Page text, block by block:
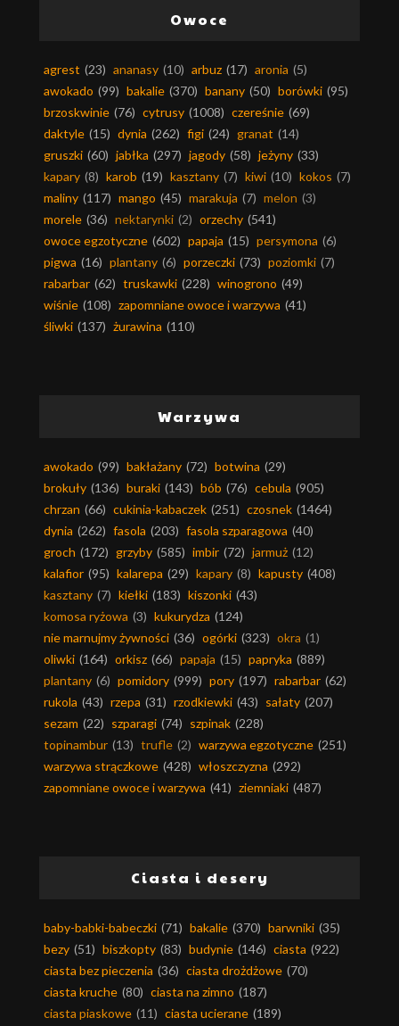
Owoce
agrest (23) ananasy (10) arbuz (17) aronia (5)
awokado (99) bakalie (370) banany (50) borówki (95)
brzoskwinie (76) cytrusy (1008) czereśnie (69)
daktyle (15) dynia (262) figi (24) granat (14)
gruszki (60) jabłka (297) jagody (58) jeżyny (33)
kapary (8) karob (19) kasztany (7) kiwi (10) kokos (7)
maliny (117) mango (45) marakuja (7) melon (3)
morele (36) nektarynki (2) orzechy (541)
owoce egzotyczne (602) papaja (15) persymona (6)
pigwa (16) plantany (6) porzeczki (73) poziomki (7)
rabarbar (62) truskawki (228) winogrono (49)
wiśnie (108) zapomniane owoce i warzywa (41)
śliwki (137) żurawina (110)
Warzywa
awokado (99) bakłażany (72) botwina (29)
brokuły (136) buraki (143) bób (76) cebula (905)
chrzan (66) cukinia-kabaczek (251) czosnek (1464)
dynia (262) fasola (203) fasola szparagowa (40)
groch (172) grzyby (585) imbir (72) jarmuż (12)
kalafior (95) kalarepa (29) kapary (8) kapusty (408)
kasztany (7) kiełki (183) kiszonki (43)
komosa ryżowa (3) kukurydza (124)
nie marnujmy żywności (36) ogórki (323) okra (1)
oliwki (164) orkisz (66) papaja (15) papryka (889)
plantany (6) pomidory (999) pory (197) rabarbar (62)
rukola (43) rzepa (31) rzodkiewki (43) sałaty (207)
sezam (22) szparagi (74) szpinak (228)
topinambur (13) trufle (2) warzywa egzotyczne (251)
warzywa strączkowe (428) włoszczyzna (292)
zapomniane owoce i warzywa (41) ziemniaki (487)
Ciasta i desery
baby-babki-babeczki (71) bakalie (370) barwniki (35)
bezy (51) biszkopty (83) budynie (146) ciasta (922)
ciasta bez pieczenia (36) ciasta drożdżowe (70)
ciasta kruche (80) ciasta na zimno (187)
ciasta piaskowe (11) ciasta ucierane (189)